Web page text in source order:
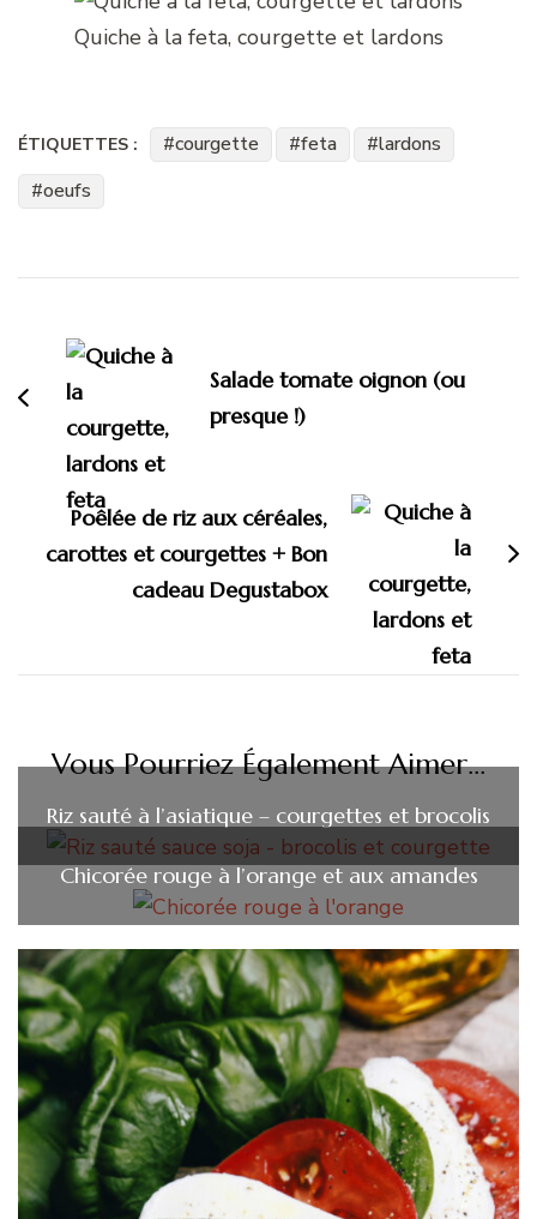
Quiche à la feta, courgette et lardons
ÉTIQUETTES : courgette feta
lardons
oeufs
d'article
Salade tomate oignon (ou
presque !)
Poêlée de riz aux céréales,
carottes et courgettes + Bon
cadeau Degustabox
Vous Pourriez Également Aimer...
Riz sauté à l’asiatique – courgettes et brocolis
Chicorée rouge à l’orange et aux amandes